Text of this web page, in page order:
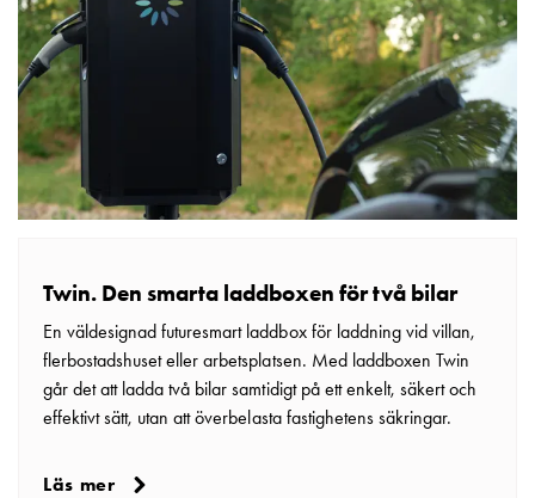
Twin. Den smarta laddboxen för två bilar
En väldesignad futuresmart laddbox för laddning vid villan,
flerbostadshuset eller arbets­platsen. Med laddboxen Twin
går det att ladda två bilar samtidigt på ett enkelt, säkert och
effektivt sätt, utan att överbelasta fastighetens säkringar.
Läs mer